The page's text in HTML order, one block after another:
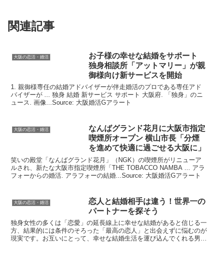
関連記事
大阪の恋活・婚活
お子様の幸せな結婚をサポート
独身相談所「アットマリー」が親
御様向け新サービスを開始
1. 親御様専任の結婚アドバイザーが伴走婚活のプロである専任アド
バイザーが ... 独身 結婚 新サービス サポート 大阪府. 「独身」のニ
ュース. 画像...Source: 大阪婚活Gアラート
大阪の恋活・婚活 なんばグランド花月に大阪市指定
喫煙所オープン 横山市長「分煙
を進めて快適に過ごせる大阪に」
笑いの殿堂「なんばグランド花月」（NGK）の喫煙所がリニューア
ルされ、新たな大阪市指定喫煙所「THE TOBACCO NAMBA ... アラ
フォーからの婚活. アラフォーの結婚...Source: 大阪婚活Gアラート
大阪の恋活・婚活
恋人と結婚相手は違う！世界一の
パートナーを探そう
独身女性の多くは「恋愛」の延長線上に幸せな結婚があると信じる一
方、結果的には条件のそろった「最高の恋人」と出会えずに悩むのが
現実です。お互いにとって、幸せな結婚生活を運び込んでくれる男性